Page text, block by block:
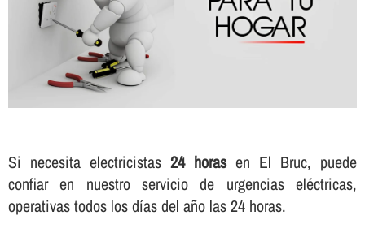
Si necesita electricistas 24 horasen El Bruc, puede
confiar en nuestro servicio de urgencias eléctricas,
operativas todos los dí­as del año las 24 horas.